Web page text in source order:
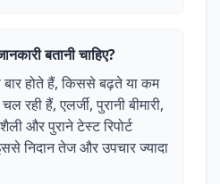
बतानी चाहिए?
होते हैं, किससे बढ़ते या कम
रही हैं, एलर्जी, पुरानी बीमारी,
और पुराने टेस्ट रिपोर्ट
निदान तेज और उपचार ज्यादा